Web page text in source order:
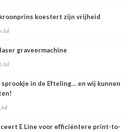
koestert zijn vrijheid
Jul
graveermachine
Jul
sprookje in de Efteling… en wij kunnen
E Line voor efficiëntere print-to-